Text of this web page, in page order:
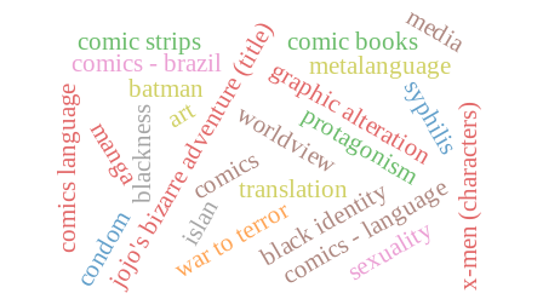
art
comicstranslation
graphic alteration
jojo's bizarre adventure (title)
blackness
black identity
manga
metalanguage
comics language
comics - brazil
comics - language
worldviewprotagonism
comic strips
x-men (characters)
islan
war to terror sexuality
syphilis
condom
comic books
batman
media